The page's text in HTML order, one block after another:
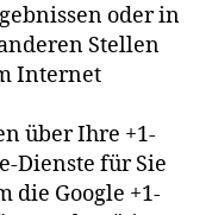
oder in
Stellen
Internet
über Ihre +1-
Dienste für Sie
die Google +1-